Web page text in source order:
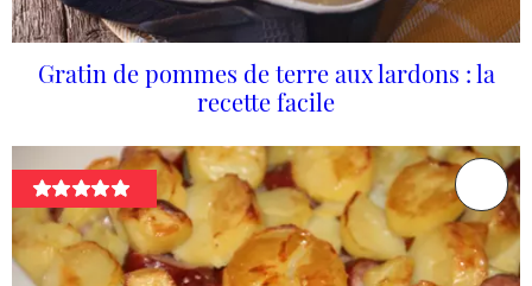
Gratin de pommes de terre aux lardons : la
recette facile